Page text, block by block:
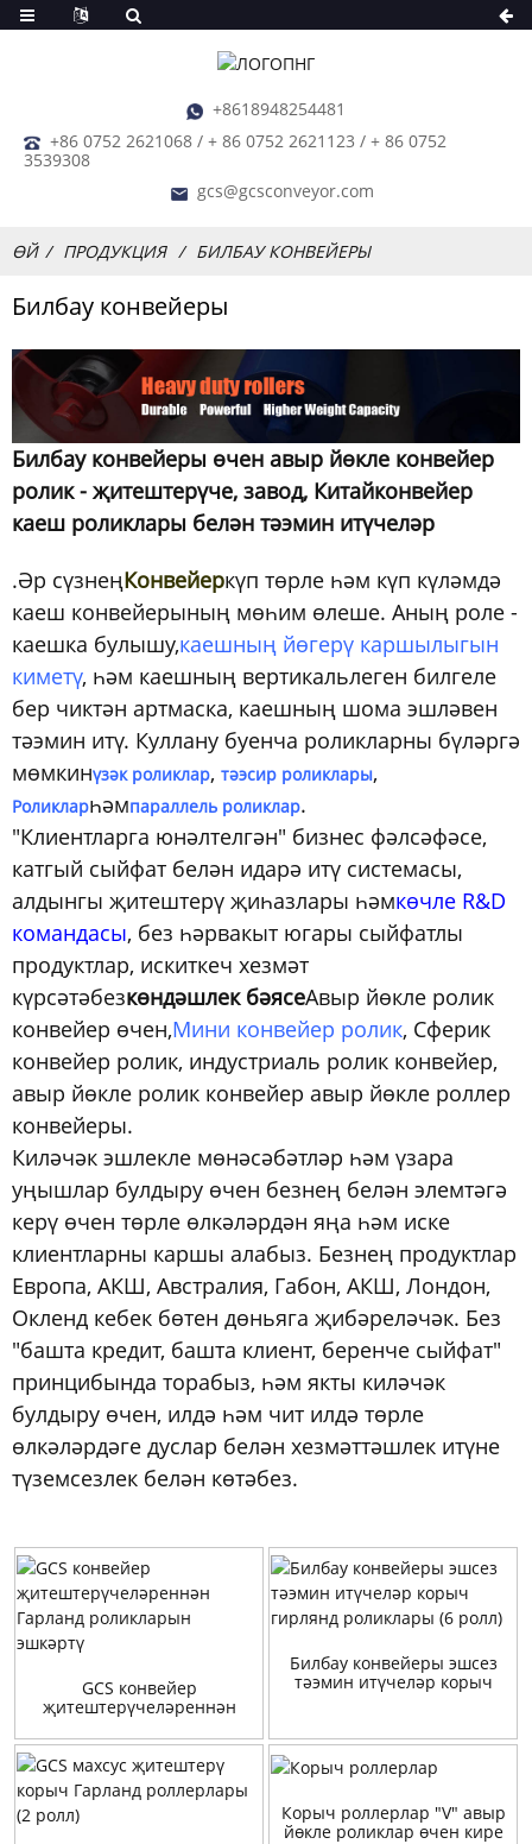
+8618948254481
+86 0752 2621068 / + 86 0752 2621123 / + 86 0752
3539308
gcs@gcsconveyor.com
ӨЙ ПРОДУКЦИЯ БИЛБАУ КОНВЕЙЕРЫ
Билбау конвейеры
Билбау конвейеры өчен авыр йөкле конвейер
ролик - җитештерүче, завод, Китайконвейер
каеш роликлары белән тәэмин итүчеләр
.Әр сүзнеңКонвейеркүп төрле һәм күп күләмдә
каеш конвейерының мөһим өлеше. Аның роле -
каешка булышу,каешның йөгерү каршылыгын
киметү, һәм каешның вертикальлеген билгеле
бер чиктән артмаска, каешның шома эшләвен
тәэмин итү. Куллану буенча роликларны бүләргә
мөмкинүзәк роликлар, тәэсир роликлары,
Роликларһәмпараллель роликлар.
"Клиентларга юнәлтелгән" бизнес фәлсәфәсе,
катгый сыйфат белән идарә итү системасы,
алдынгы җитештерү җиһазлары һәмкөчле R&D
командасы, без һәрвакыт югары сыйфатлы
продуктлар, искиткеч хезмәт
күрсәтәбезкөндәшлек бәясеАвыр йөкле ролик
конвейер өчен,Мини конвейер ролик, Сферик
конвейер ролик, индустриаль ролик конвейер,
авыр йөкле ролик конвейер авыр йөкле роллер
конвейеры.
Киләчәк эшлекле мөнәсәбәтләр һәм үзара
уңышлар булдыру өчен безнең белән элемтәгә
керү өчен төрле өлкәләрдән яңа һәм иске
клиентларны каршы алабыз. Безнең продуктлар
Европа, АКШ, Австралия, Габон, АКШ, Лондон,
Окленд кебек бөтен дөньяга җибәреләчәк. Без
"башта кредит, башта клиент, беренче сыйфат"
принцибында торабыз, һәм якты киләчәк
булдыру өчен, илдә һәм чит илдә төрле
өлкәләрдәге дуслар белән хезмәттәшлек итүне
түземсезлек белән көтәбез.
GCS конвейер
җитештерүчеләреннән
эшкәртү
Билбау конвейеры эшсез
тәэмин итүчеләр корыч
Корыч роллерлар "V" авыр
йөкле роликлар өчен кире